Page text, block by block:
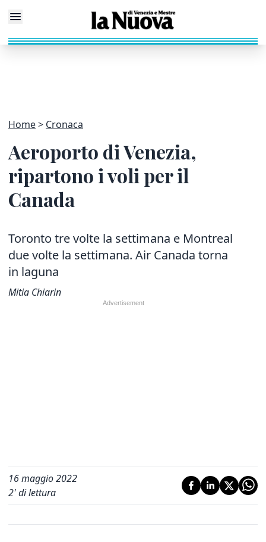
Home Cronaca
Aeroporto di Venezia,
ripartono i voli per il
Canada
Toronto tre volte la settimana e Montreal
due volte la settimana. Air Canada torna
in laguna
Mitia Chiarin
16 maggio 2022
2' di lettura